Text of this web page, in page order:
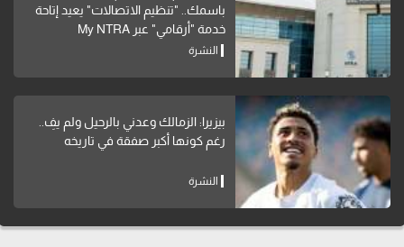
باسمك.. "تنظيم الاتصالات" يعيد إتاحة
خدمة "أرقامي" عبر My NTRA
النشرة
بيزيرا: الزمالك وعدني بالرحيل ولم يفِ..
رغم كونها أكبر صفقة في تاريخه
النشرة